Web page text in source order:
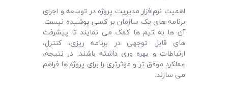
اهمیت نرم‌افزار مدیریت پروژه در توسعه و اجرای
برنامه های یک سازمان بر کسی پوشیده نیست.
آن ها به تیم‌ ها کمک می نمایند تا پیشرفت
های قابل توجهی در برنامه‌ ریزی، کنترل،
ارتباطات و بهره‌ وری داشته باشند. در نتیجه،
عملکرد موفق‌ تر و موثرتری را برای پروژه ‌ها فراهم
می سازند.